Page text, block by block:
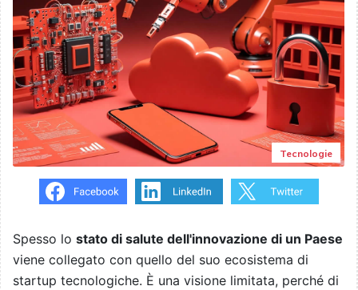
Tecnologie
Spesso lo stato di salute dell'innovazione di un Paese
viene collegato con quello del suo ecosistema di
startup tecnologiche. È una visione limitata, perché di